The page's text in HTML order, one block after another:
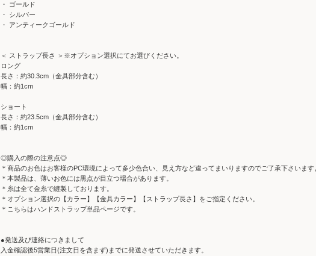
・ ゴールド
・ シルバー
・ アンティークゴールド
＜ ストラップ長さ ＞※オプション選択にてお選びください。
ロング
長さ：約30.3cm（金具部分含む）
幅：約1cm
ショート
長さ：約23.5cm（金具部分含む）
幅：約1cm
◎購入の際の注意点◎
＊商品のお色はお客様のPC環境によって多少色合い、見え方など違ってまいりますのでご了承下さいます
＊本製品は、薄いお色には黒点が目立つ場合があります。
＊糸は全て金糸で縫製しております。
＊オプション選択の【カラー】【金具カラー】【ストラップ長さ】をご指定ください。
＊こちらはハンドストラップ単品ページです。
●発送及び連絡につきまして
入金確認後5営業日(注文日を含まず)までに発送させていただきます。